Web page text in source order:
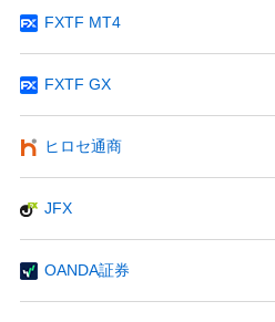
FXTF MT4
FXTF GX
ヒロセ通商
JFX
OANDA証券